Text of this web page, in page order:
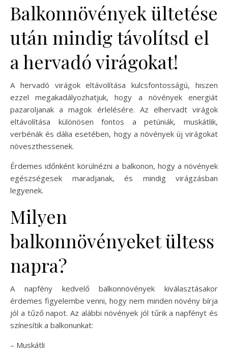
Balkonnövények ültetése
után mindig távolítsd el
a hervadó virágokat!
A hervadó virágok eltávolítása kulcsfontosságú, hiszen
ezzel megakadályozhatjuk, hogy a növények energiát
pazaroljanak a magok érlelésére. Az elhervadt virágok
eltávolítása különösen fontos a petúniák, muskátlik,
verbénák és dália esetében, hogy a növények új virágokat
növeszthessenek.
Érdemes időnként körülnézni a balkonon, hogy a növények
egészségesek maradjanak, és mindig virágzásban
legyenek.
Milyen
balkonnövényeket ültess
napra?
A napfény kedvelő balkonnövények kiválasztásakor
érdemes figyelembe venni, hogy nem minden növény bírja
jól a tűző napot. Az alábbi növények jól tűrik a napfényt és
színesítik a balkonunkat:
– Muskátli